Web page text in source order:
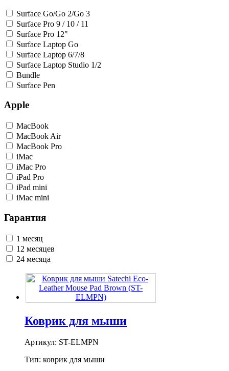
Surface Go/Go 2/Go 3
Surface Pro 9 / 10 / 11
Surface Pro 12"
Surface Laptop Go
Surface Laptop 6/7/8
Surface Laptop Studio 1/2
Bundle
Surface Pen
Apple
MacBook
MacBook Air
MacBook Pro
iMac
iMac Pro
iPad Pro
iPad mini
iMac mini
Гарантия
1 месяц
12 месяцев
24 месяца
Коврик для мыши
Артикул: ST-ELMPN
Тип: коврик для мыши